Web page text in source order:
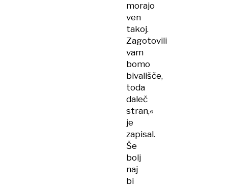
morajo
ven
takoj.
Zagotovili
vam
bomo
bivališče,
toda
daleč
stran,«
je
zapisal.
Še
bolj
naj
bi